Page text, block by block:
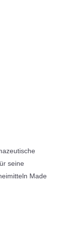
seine
Made